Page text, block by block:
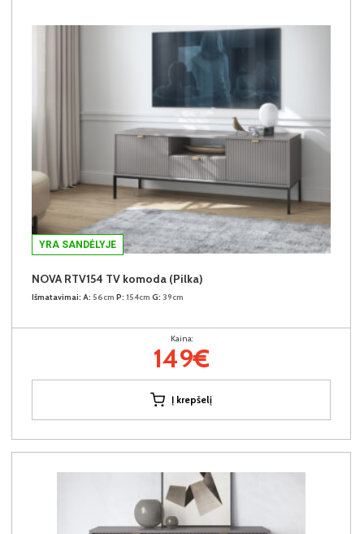
YRA SANDĖLYJE
NOVA RTV154 TV komoda (Pilka)
Išmatavimai: A: 56cm P: 154cm G: 39cm
Kaina:
149€
Į krepšelį